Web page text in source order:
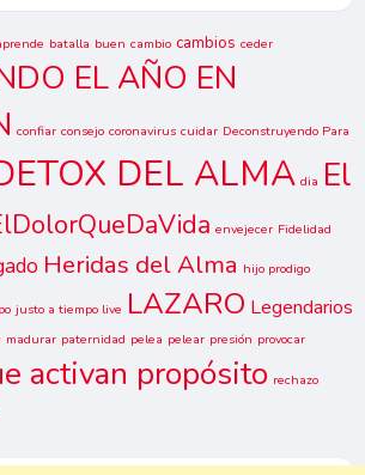
batalla buen cambio cambios ceder
EL AÑO EN
confiar consejo coronavirus cuidar Deconstruyendo Para
DEL ALMA dia El
envejecer Fidelidad
Heridas del Alma hijo prodigo
justo a tiempo live LAZARO Legendarios
madurar paternidad pelea pelear presión provocar
activan propósito rechazo